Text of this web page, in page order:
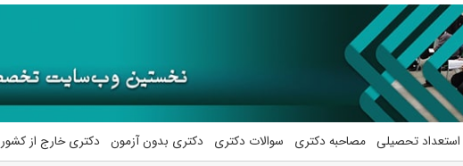
استعداد تحصیلی مصاحبه دکتری سوالات دکتری دکتری بدون آزمون دکتری خارج از کشور